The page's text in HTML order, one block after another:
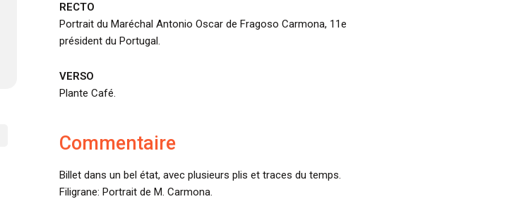
RECTO
Portrait du Maréchal Antonio Oscar de Fragoso Carmona, 11e
président du Portugal.
VERSO
Plante Café.
Commentaire
Billet dans un bel état, avec plusieurs plis et traces du temps.
Filigrane: Portrait de M. Carmona.